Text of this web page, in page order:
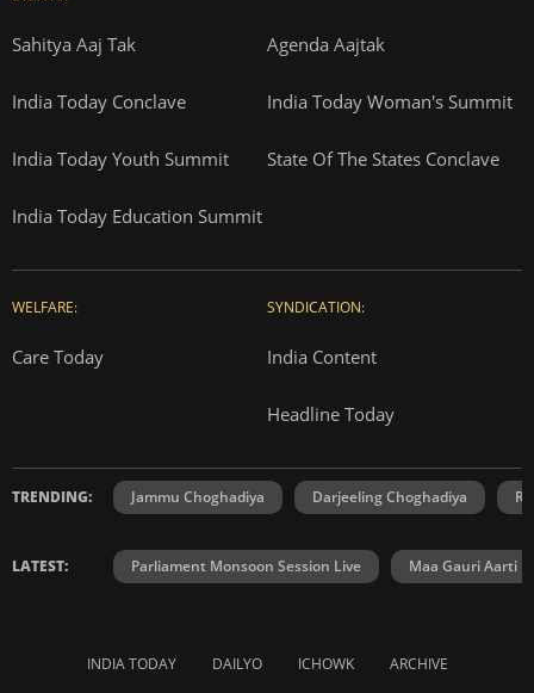
Sahitya Aaj Tak Agenda Aajtak
India Today Conclave India Today Woman's Summit
India Today Youth Summit State Of The States Conclave
India Today Education Summit
WELFARE:
Care Today
SYNDICATION:
India Content
Headline Today
TRENDING: Jammu Choghadiya Darjeeling Choghadiya
LATEST: Parliament Monsoon Session Live Maa Gauri Aarti
INDIA TODAY DAILYO ICHOWK ARCHIVE